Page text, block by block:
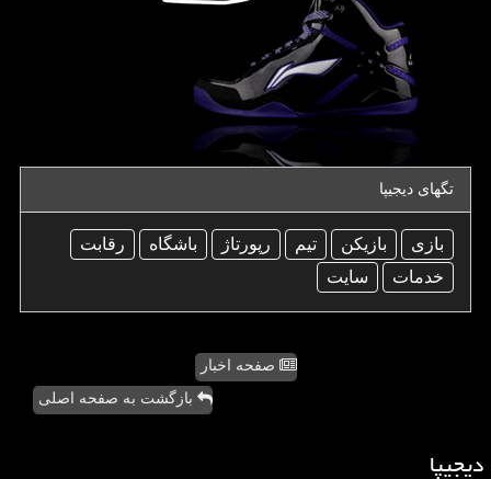
تگهای دیجیپا
بازی بازیكن تیم رپورتاژ باشگاه
رقابت
خدمات
سایت
صفحه اخبار
بازگشت به صفحه اصلی
دیجیپا